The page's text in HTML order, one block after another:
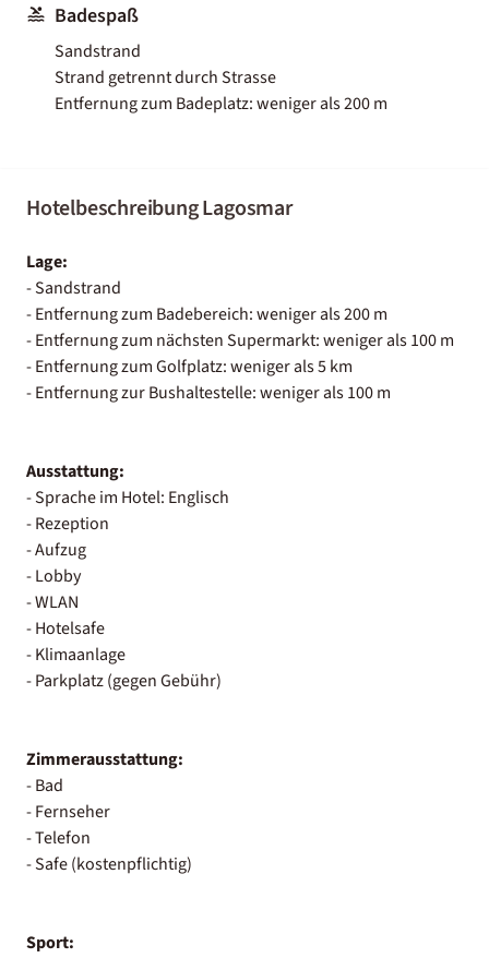
Badespaß
Sandstrand
Strand getrennt durch Strasse
Entfernung zum Badeplatz: weniger als 200 m
Hotelbeschreibung Lagosmar
Lage:
- Sandstrand
- Entfernung zum Badebereich: weniger als 200 m
- Entfernung zum nächsten Supermarkt: weniger als 100 m
- Entfernung zum Golfplatz: weniger als 5 km
- Entfernung zur Bushaltestelle: weniger als 100 m
Ausstattung:
- Sprache im Hotel: Englisch
- Rezeption
- Aufzug
- Lobby
- WLAN
- Hotelsafe
- Klimaanlage
- Parkplatz (gegen Gebühr)
Zimmerausstattung:
- Bad
- Fernseher
- Telefon
- Safe (kostenpflichtig)
Sport: